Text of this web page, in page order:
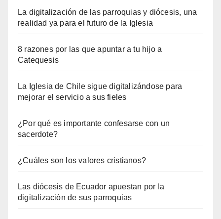
La digitalización de las parroquias y diócesis, una
realidad ya para el futuro de la Iglesia
8 razones por las que apuntar a tu hijo a
Catequesis
La Iglesia de Chile sigue digitalizándose para
mejorar el servicio a sus fieles
¿Por qué es importante confesarse con un
sacerdote?
¿Cuáles son los valores cristianos?
Las diócesis de Ecuador apuestan por la
digitalización de sus parroquias